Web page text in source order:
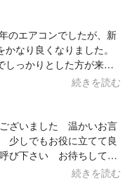
のエアコンでしたが、新
なり良くなりました。
しっかりとした方が来て
ひ同じ方にお願いしたい
続きを読む
ざいました 温かいお言
少しでもお役に立てて良
び下さい お待ちしてい
続きを読む